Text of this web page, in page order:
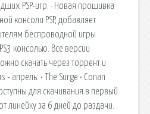
PSP-игр. · Новая прошивка
консоли PSP, добавляет
беспроводной игры
консолью. Все версии
скачать через торрент и
- апрель: • The Surge • Conan
для скачивания в первый
линейку за 6 дней до раздачи.